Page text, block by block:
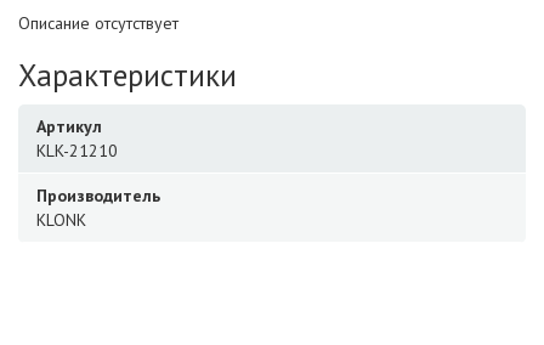
Описание отсутствует
Характеристики
Артикул
KLK-21210
Производитель
KLONK